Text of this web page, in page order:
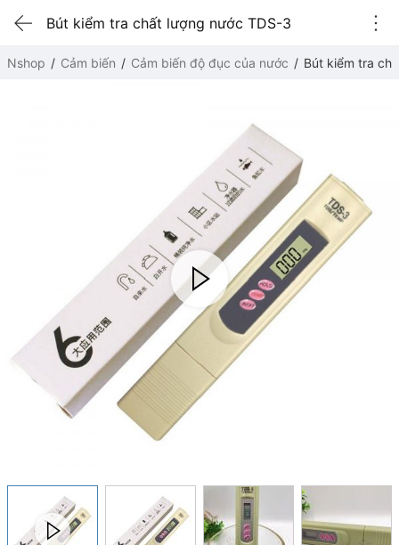
Bút kiểm tra chất lượng nước TDS-3
Nshop Cảm biến Cảm biến độ đục của nước Bút kiểm tra